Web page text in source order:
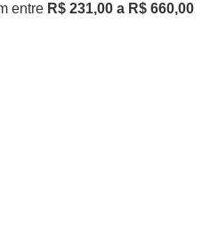
entre R$ 231,00 a R$ 660,00